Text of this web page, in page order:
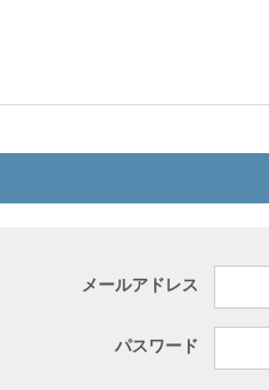
メールアドレス
パスワード